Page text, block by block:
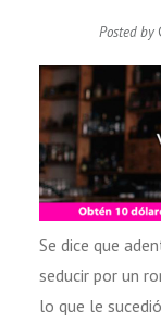
Posted by
Se dice que
seducir por un
lo que le